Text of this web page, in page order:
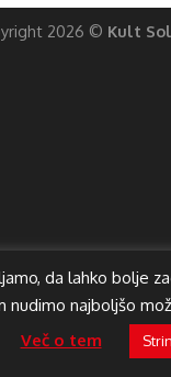
da lahko bolje
najboljšo
Več o tem
2026 © Kult